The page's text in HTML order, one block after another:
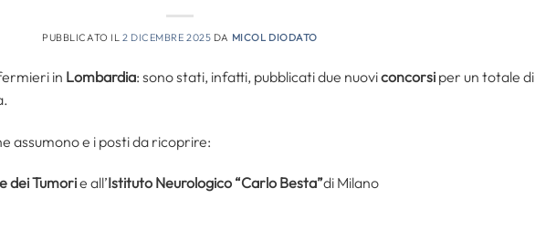
PUBBLICATO IL 2 DICEMBRE 2025 DA MICOL DIODATO
in Lombardia: sono stati, infatti, pubblicati due nuoviconcorsi per un totale di
assumono e i posti da ricoprire:
dei Tumorie all’Istituto Neurologico “Carlo Besta”di Milano